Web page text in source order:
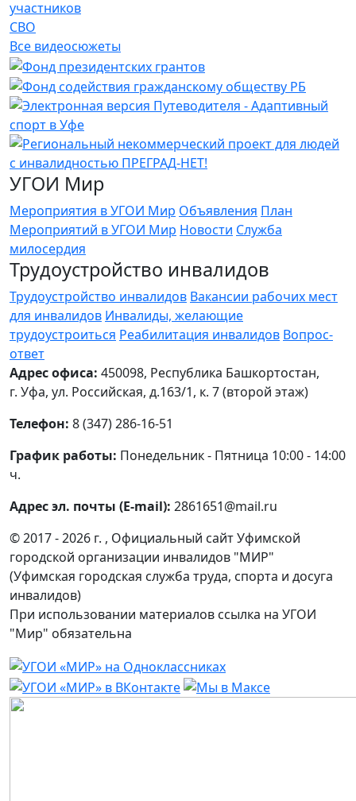
участников
СВО
Все видеосюжеты
УГОИ Мир
Мероприятия в УГОИ Мир Объявления План
Мероприятий в УГОИ Мир Новости Служба
милосердия
Трудоустройство инвалидов
Трудоустройство инвалидов Вакансии рабочих мест
для инвалидов Инвалиды, желающие
трудоустроиться Реабилитация инвалидов Вопрос-
ответ
Адрес офиса: 450098, Республика Башкортостан,
г. Уфа, ул. Российская, д.163/1, к. 7 (второй этаж)
Телефон: 8 (347) 286-16-51
График работы: Понедельник - Пятница 10:00 - 14:00
ч.
Адрес эл. почты (E-mail): 2861651@mail.ru
© 2017 - 2026 г. , Официальный сайт Уфимской
городской организации инвалидов "МИР"
(Уфимская городская служба труда, спорта и досуга
инвалидов)
При использовании материалов ссылка на УГОИ
"Мир" обязательна